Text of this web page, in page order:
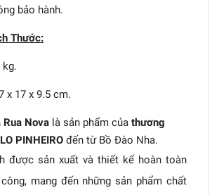
bảo hành.
Thước:
kg.
x 17 x 9.5 cm.
Rua Nova là sản phẩm của thương
PINHEIRO đến từ Bồ Đào Nha.
được sản xuất và thiết kế hoàn toàn
mang đến những sản phẩm chất